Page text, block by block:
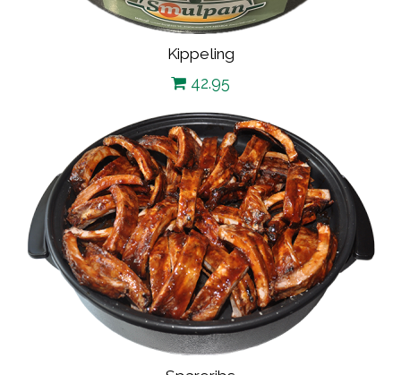
Kippeling
42.95